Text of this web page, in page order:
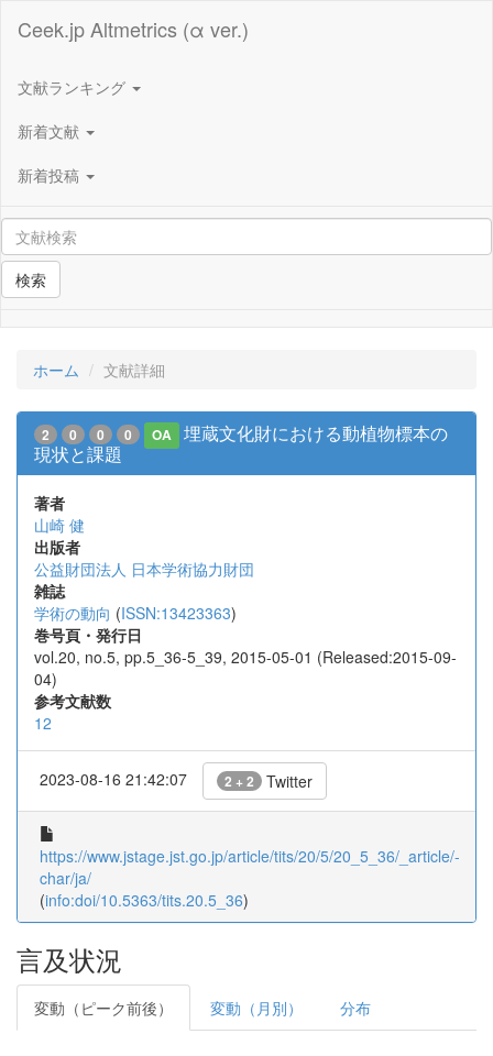
Ceek.jp Altmetrics (α ver.)
文献ランキング
新着文献
新着投稿
検索
ホーム 文献詳細
2 0 0 0 OA
埋蔵文化財における動植物標本の
現状と課題
著者
山崎 健
出版者
公益財団法人 日本学術協力財団
雑誌
学術の動向 (ISSN:13423363)
巻号頁・発行日
vol.20, no.5, pp.5_36-5_39, 2015-05-01 (Released:2015-09-
04)
参考文献数
12
2023-08-16 21:42:07 2 + 2 Twitter
https://www.jstage.jst.go.jp/article/tits/20/5/20_5_36/_article/-
char/ja/
(info:doi/10.5363/tits.20.5_36)
言及状況
変動（ピーク前後） 変動（月別） 分布